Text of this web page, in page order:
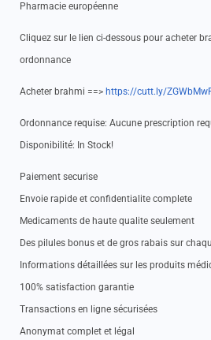
Pharmacie européenne
Cliquez sur le lien ci-dessous pour acheter
ordonnance
Acheter brahmi ==> https://cutt.ly/
Ordonnance requise: Aucune prescription
Disponibilité: In Stock!
Paiement securise
Envoie rapide et confidentialite complete
Medicaments de haute qualite seulement
Des pilules bonus et de gros rabais sur
Informations détaillées sur les produits
100% satisfaction garantie
Transactions en ligne sécurisées
Anonymat complet et légal